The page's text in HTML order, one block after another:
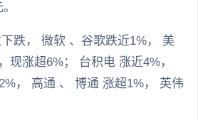
跌， 微软 、谷歌跌近1%， 美
现涨超6%； 台积电 涨近4%，
， 高通 、 博通 涨超1%， 英伟